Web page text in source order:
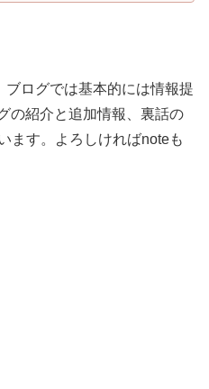
ログでは基本的には情報提
の紹介と追加情報、裏話の
ます。よろしければnoteも